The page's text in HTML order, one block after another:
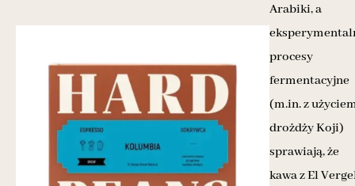
Arabiki, a
procesy
fermentacyjne
(m.in. z
drożdży Koji)
sprawiają, że
kawa z El